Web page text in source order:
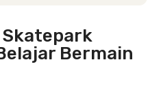
Skatepark
Bermain